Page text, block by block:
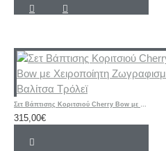
315,00€